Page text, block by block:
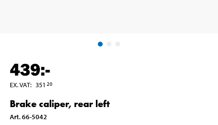
439:-
EX. VAT: 351 20
Brake caliper, rear left
Art.66-5042